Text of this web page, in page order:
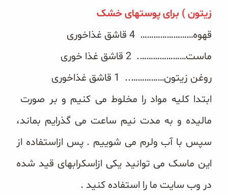
چاشنی‌ها و سرکه‌‌ها
زیتون و روغن زیتون
صبحانه و میان وعده
سبوس و جوانه‌ها
پک سلامتی OAB
زیتون ) برای پوستهای خشک
قهوه…………………… 4 قاشق غذاخوری
ماست…………………. 2 قاشق غذا خوری
روغن زیتون…………….. 1 قاشق غذاخوری
ابتدا کلیه مواد را مخلوط می کنیم و بر صورت
مالیده و به مدت نیم ساعت می گذرایم بماند،
سپس با آب ولرم می شوییم . پس ازاستفاده از
این ماسک می توانید یکی ازاِسکرابهای قید شده
در وب سایت ما را استفاده کنید .